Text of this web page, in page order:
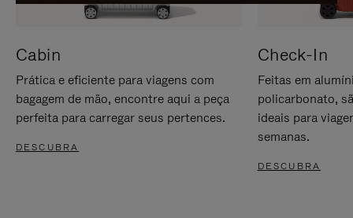
Cabin
Prática e eficiente para viagens com
bagagem de mão, encontre aqui a peça
perfeita para carregar seus pertences.
DESCUBRA
Check-In
Feitas em
policarbonato,
ideais para
semanas.
DESCUBRA